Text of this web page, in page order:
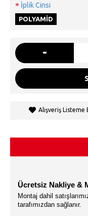
İplik Cinsi
POLYAMİD
-
Alışveriş Listeme
Ücretsiz Nakliye &
Montaj dahil
tarafımızdan sağlanır.